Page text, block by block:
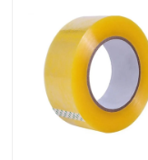
Klebstreifen BOPP
Kraftpapier-